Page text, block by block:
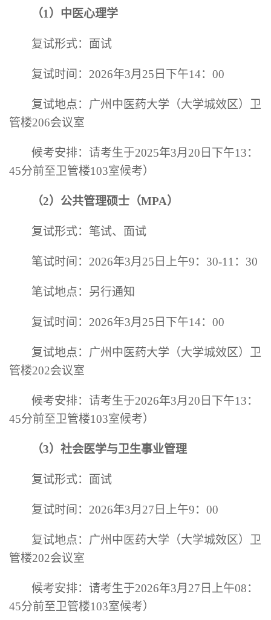
（1） 中医心理学
复试形式：面试
复试时间： 2026年3月25日下午14：00
复试地点：广州中医药大学（大学城效区）卫
管楼206会议室
候考安排：请考生于2025年3月20日下午13：
45分前至卫管楼103室候考）
（2）公共管理硕士（MPA）
复试形式：笔试、面试
笔试时间： 2026年3月25日 上午9：30-11：30
笔试地点：另行通知
复试时间： 2026年3月25日下午14：00
复试地点：广州中医药大学（大学城效区）卫
管楼202会议室
候考安排：请考生于2026年3月20日下午13：
45分前至卫管楼103室候考）
（3）社会医学与卫生事业管理
复试形式：面试
复试时间： 2026年3月27日上午9：00
复试地点：广州中医药大学（大学城效区）卫
管楼202会议室
候考安排：请考生于2026年3月27日上午08：
45分前至卫管楼103室候考）